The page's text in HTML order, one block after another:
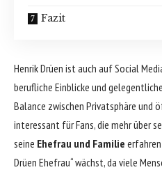
Fazit
Henrik Drüen ist auch auf Social
berufliche Einblicke und
Balance zwischen Privatsphäre und
interessant für Fans, die mehr über
seine Ehefrau und Familie
Drüen Ehefrau“ wächst, da viele